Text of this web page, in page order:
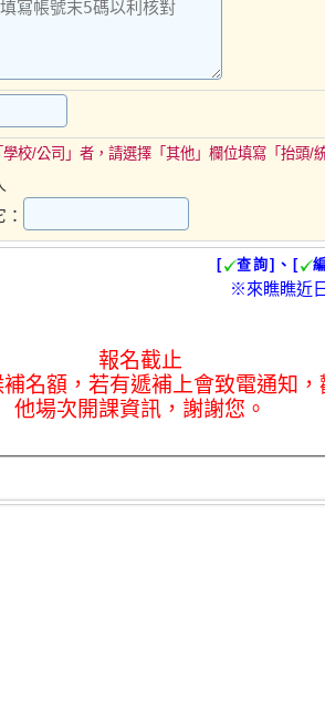
校/公司」者，請選擇「其他」欄位填寫「抬頭/統
[ 查詢]、[
※來瞧瞧近
報名截止
名額，若有遞補上會致電通知
他場次開課資訊，謝謝您。